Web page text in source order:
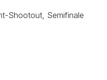
Shootout, Semifinale